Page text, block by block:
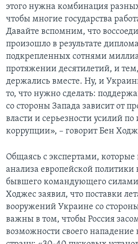
этого нужна комбинация
чтобы многие государства
Давайте вспомним, что
произошло в результате
подкрепленных сотнями
протяжении десятилетий, и
держались вместе. Ну, и
то, что нужно сделать:
со стороны Запада зависит от
власти и серьезности усилий
коррупции», – говорит Бен
Общаясь с экспертами,
анализа европейской политики
бывшего командующего
Ходжес заявил, что поставки
вооружений Украине со
важны в том, чтобы Россия
возможности своего